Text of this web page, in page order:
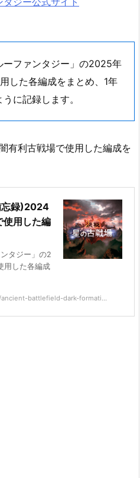
ファンタジー」の2025年
した各編成をまとめ、1年
に記録します。
有利古戦場で使用した編成を
忘録)2024
使用した編
タジー」の2
用した各編成
battlefield-dark-formati...